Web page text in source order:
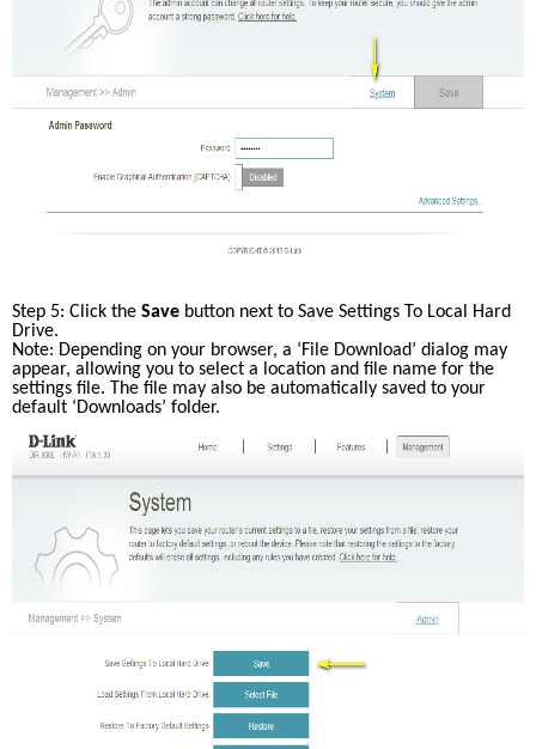
Step 5: Click the Save button next to Save Settings To Local Hard
Drive.
Note: Depending on your browser, a ‘File Download’ dialog may
appear, allowing you to select a location and file name for the
settings file. The file may also be automatically saved to your
default ‘Downloads’ folder.